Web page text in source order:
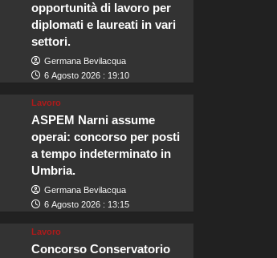
opportunità di lavoro per
diplomati e laureati in vari
settori.
Germana Bevilacqua
6 Agosto 2026 : 19:10
Lavoro
ASPEM Narni assume
operai: concorso per posti
a tempo indeterminato in
Umbria.
Germana Bevilacqua
6 Agosto 2026 : 13:15
Lavoro
Concorso Conservatorio